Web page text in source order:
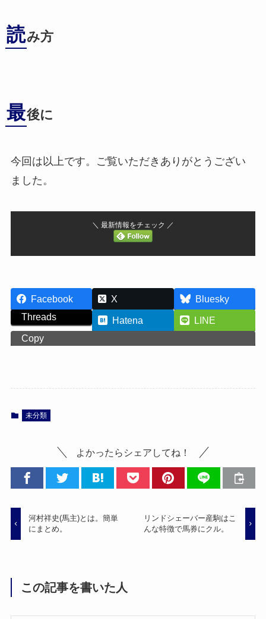
読み方
最後に
今回は以上です。ご覧いただきありがとうござい
ました。
＼ 最新情報をチェック ／
Facebook X
Bluesky
Threads
Hatena
LINE
Copy
未分類
よかったらシェアしてね！
河村祥史(馬主)とは。簡単
にまとめ。
リンドシェーバー産駒はこ
んな特徴で馬券にクル。
この記事を書いた人